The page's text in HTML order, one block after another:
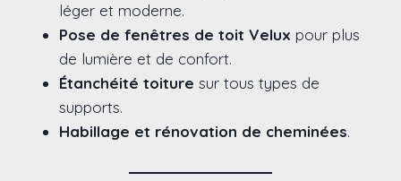
léger et moderne.
Pose de fenêtres de toit Velux pour plus
de lumière et de confort.
Étanchéité toiture sur tous types de
supports.
Habillage et rénovation de cheminées.